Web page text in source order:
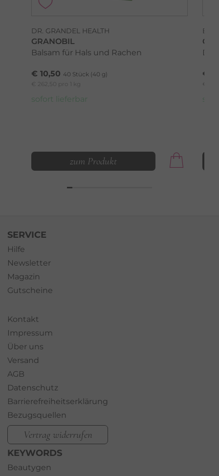
DR. GRANDEL HEALTH
GRANOBIL
Balsam für Hals und Rachen
€ 10,50 40 Stück (40 g)
€ 262,50 pro 1 kg
sofort lieferbar
zum Produkt
€
€
SERVICE
Hilfe
Newsletter
Magazin
Gutscheine
Kontakt
Impressum
Über uns
Versand
AGB
Datenschutz
Barrierefreiheitserklärung
Bezugsquellen
Vertrag widerrufen
KEYWORDS
Beautygen